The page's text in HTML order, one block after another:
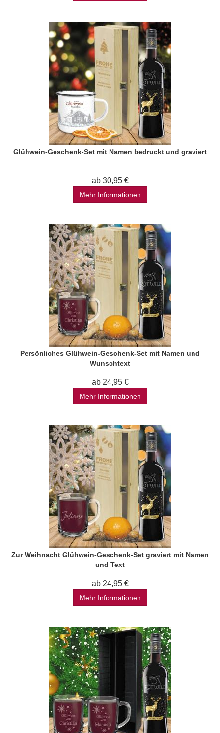
Glühwein-Geschenk-Set mit Namen bedruckt und graviert
ab 30,95 €
Mehr Informationen
Persönliches Glühwein-Geschenk-Set mit Namen und
Wunschtext
ab 24,95 €
Mehr Informationen
Zur Weihnacht Glühwein-Geschenk-Set graviert mit Namen
und Text
ab 24,95 €
Mehr Informationen